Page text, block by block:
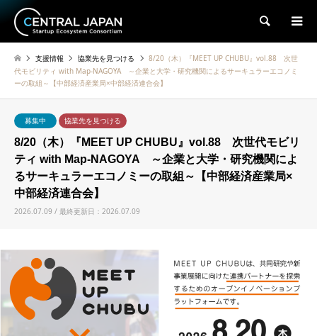
検索
支援情報 協業先を見つける
8/20（木）『MEET UP CHUBU』vol.88 次世
代モビリティ with Map-NAGOYA ～企業と大学・研究機関によるサーキュラーエコノミ
ーの取組～【中部経済産業局×中部経済連合会】
募集中 協業先を見つける
8/20（木）『MEET UP CHUBU』vol.88 次世代モビリ
ティ with Map-NAGOYA ～企業と大学・研究機関によ
るサーキュラーエコノミーの取組～【中部経済産業局×
中部経済連合会】
2026.07.09 / 最終更新日：2026.07.09